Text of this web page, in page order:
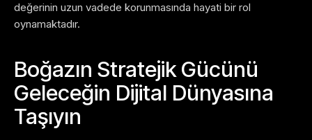
değerinin uzun vadede korunmasında hayati bir rol
oynamaktadır.
Boğazın Stratejik Gücünü
Geleceğin Dijital Dünyasına
Taşıyın